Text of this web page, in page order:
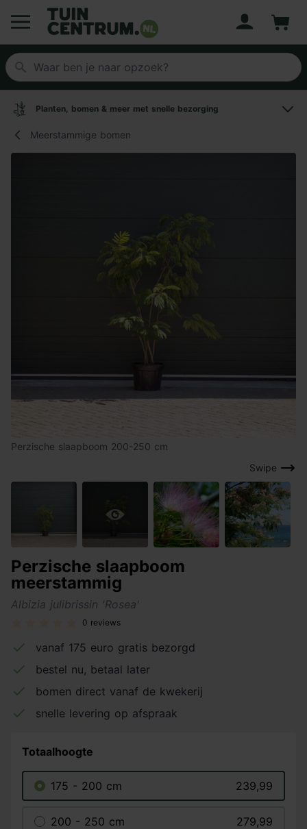
Logo Tuincentrum.nl
Planten, bomen & meer met snelle bezorging
Meerstammige bomen
Swipe
Perzische slaapboom 200-250 cm
Perzische slaapboom
meerstammig
Albizia julibrissin 'Rosea'
0 reviews
vanaf 175 euro gratis bezorgd
bestel nu, betaal later
bomen direct vanaf de kwekerij
snelle levering op afspraak
Totaalhoogte
175 - 200 cm 239,99
200 - 250 cm 279,99